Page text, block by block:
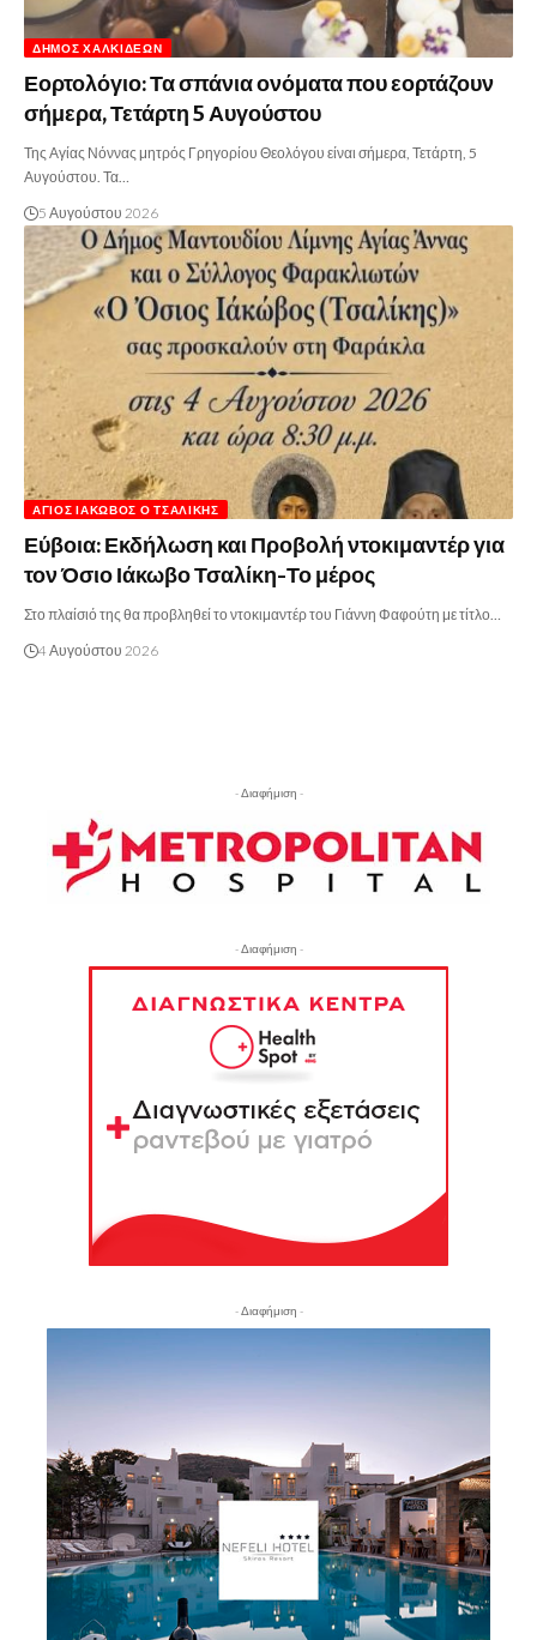
ΔΉΜΟΣ ΧΑΛΚΙΔΈΩΝ
Εορτολόγιο: Τα σπάνια ονόματα που εορτάζουν
σήμερα, Τετάρτη 5 Αυγούστου
Της Αγίας Νόννας μητρός Γρηγορίου Θεολόγου είναι σήμερα, Τετάρτη, 5
Αυγούστου. Τα…
5 Αυγούστου 2026
ΆΓΙΟΣ ΙΆΚΩΒΟΣ Ο ΤΣΑΛΊΚΗΣ
Εύβοια: Εκδήλωση και Προβολή ντοκιμαντέρ για
τον Όσιο Ιάκωβο Τσαλίκη-Το μέρος
Στο πλαίσιό της θα προβληθεί το ντοκιμαντέρ του Γιάννη Φαφούτη με τίτλο…
4 Αυγούστου 2026
- Διαφήμιση -
- Διαφήμιση -
- Διαφήμιση -